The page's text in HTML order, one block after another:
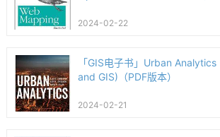
2024-02-22
「GIS电子书」Urban
and GIS)（PDF版本）
2024-02-21